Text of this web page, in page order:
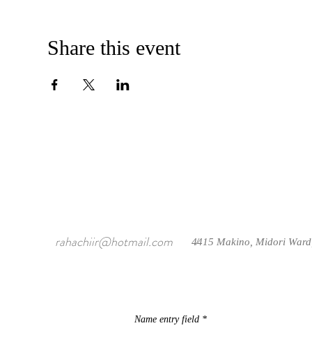
Share this event
rahachiir@hotmail.com /
4415 Makino, Midori
Name entry field